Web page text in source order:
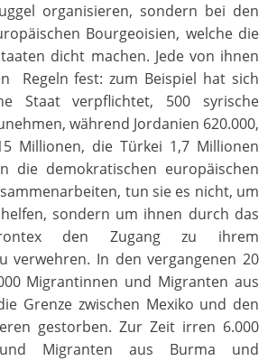
organisieren, sondern bei den
Bourgeoisien, welche die
dicht machen. Jede von ihnen
Regeln fest: zum Beispiel hat sich
Staat verpflichtet, 500 syrische
während Jordanien 620.000,
Millionen, die Türkei 1,7 Millionen
die demokratischen europäischen
tun sie es nicht, um
sondern um ihnen durch das
den Zugang zu ihrem
verwehren. In den vergangenen 20
Migrantinnen und Migranten aus
Grenze zwischen Mexiko und den
gestorben. Zur Zeit irren 6.000
Migranten aus Burma und